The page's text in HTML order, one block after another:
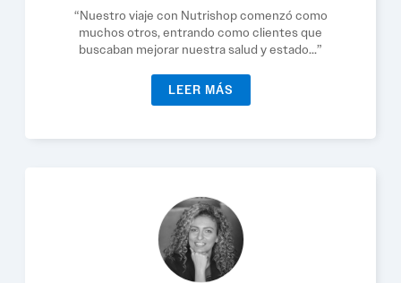
“Nuestro viaje con Nutrishop comenzó como
muchos otros, entrando como clientes que
buscaban mejorar nuestra salud y estado...”
LEER MÁS